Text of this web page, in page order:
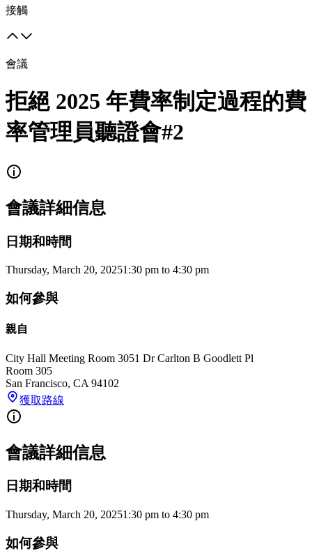
接觸
會議
拒絕 2025 年費率制定過程的費
率管理員聽證會#2
會議詳細信息
日期和時間
Thursday, March 20, 20251:30 pm to 4:30 pm
如何參與
親自
City Hall Meeting Room 3051 Dr Carlton B Goodlett Pl
Room 305
San Francisco, CA 94102
獲取路線
會議詳細信息
日期和時間
Thursday, March 20, 20251:30 pm to 4:30 pm
如何參與